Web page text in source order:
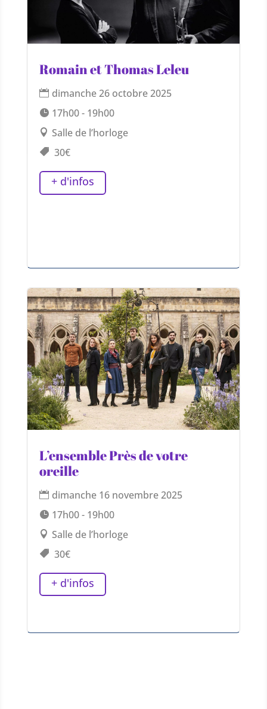
Romain et Thomas Leleu
dimanche 26 octobre 2025
17h00 - 19h00
Salle de l’horloge
30€
+ d'infos
L’ensemble Près de votre
oreille
dimanche 16 novembre 2025
17h00 - 19h00
Salle de l’horloge
30€
+ d'infos